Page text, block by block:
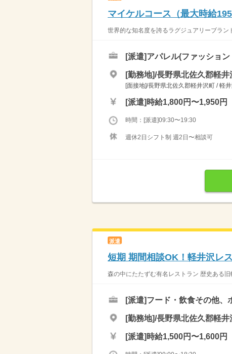
マイケルコース（最大時給
世界的な知名度を誇るラグジュアリーブラン
[派遣]アパレル(ファッショ
[勤務地]/長野県北佐久郡軽井
[面接地]/長野県北佐久郡軽井沢町 / 軽
[派遣] 時給1,800円〜1,950円
時間：[派遣]09:30〜19:30
週休2日シフト制 週2日〜相談可
派遣
短期 期間相談OK！軽井沢レ
森の中にたたずむ有名レストラン 歴史ある
[派遣]フード・飲食その他、
[勤務地]/長野県北佐久郡軽井
[派遣] 時給1,500円〜1,600円